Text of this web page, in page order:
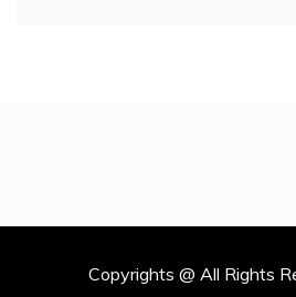
Copyrights @ All Rights